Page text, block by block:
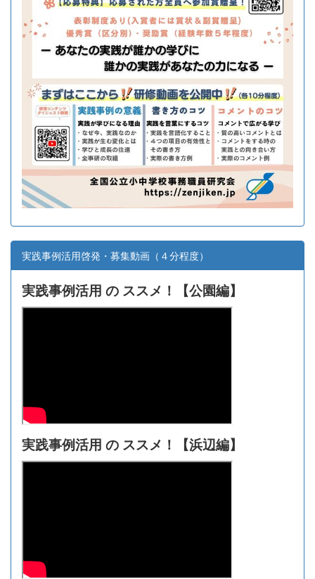
実践事例活用啓発・募集動画（４分程度）
実践事例活用 の ススメ！【公園編】
実践事例活用 の ススメ！【浜辺編】